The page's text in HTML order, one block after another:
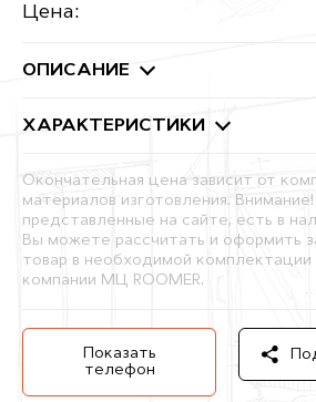
Цена:
ОПИСАНИЕ
ХАРАКТЕРИСТИКИ
Окончательная цена зависит от
материалов изготовления.
представленные на сайте, есть в
Вы можете рассчитать и оформить
товар в необходимой комплектации
компании МЦ ROOMER.
Показать
телефон